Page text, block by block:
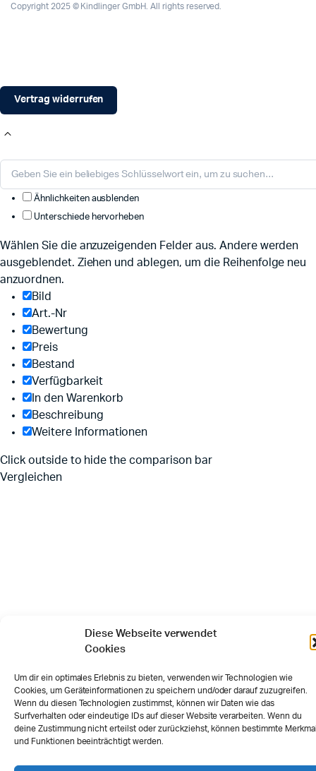
Diese Webseite verwendet
Cookies
Um dir ein optimales Erlebnis zu bieten, verwenden wir Technologien wie
Cookies, um Geräteinformationen zu speichern und/oder darauf zuzugreifen.
Wenn du diesen Technologien zustimmst, können wir Daten wie das
Surfverhalten oder eindeutige IDs auf dieser Website verarbeiten. Wenn du
deine Zustimmung nicht erteilst oder zurückziehst, können bestimmte
und Funktionen beeinträchtigt werden.
Copyright 2025 © Kindlinger GmbH. All rights reserved.
Vertrag widerrufen
Ähnlichkeiten ausblenden
Unterschiede hervorheben
Wählen Sie die anzuzeigenden Felder aus. Andere werden
ausgeblendet. Ziehen und ablegen, um die Reihenfolge neu
anzuordnen.
Bild
Art.-Nr
Bewertung
Preis
Bestand
Verfügbarkeit
In den Warenkorb
Beschreibung
Weitere Informationen
Click outside to hide the comparison bar
Vergleichen